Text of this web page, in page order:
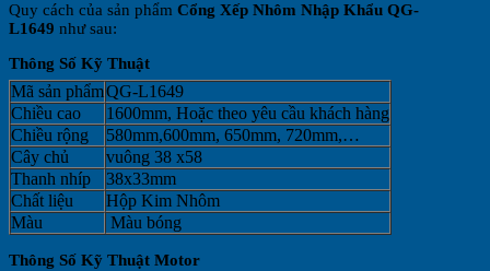
Quy cách của sản phẩm Cổng Xếp Nhôm Nhập Khẩu QG-
L1649 như sau:
Thông Số Kỹ Thuật
Mã sản phẩmQG-L1649
Chiều cao
1600mm, Hoặc theo yêu cầu khách hàng
Chiều rộng
580mm,600mm, 650mm, 720mm,…
Cây chủ
vuông 38 x58
Thanh nhíp
38x33mm
Chất liệu
Hộp Kim Nhôm
Màu
Màu bóng
Thông Số Kỹ Thuật Motor